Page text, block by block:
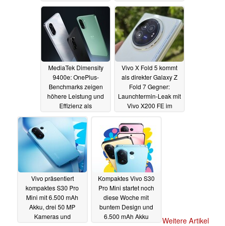
04.06.2025 03.06.2025
MediaTek Dimensity
9400e: OnePlus-
Benchmarks zeigen
höhere Leistung und
Effizienz als
01.06.2025
Vivo X Fold 5 kommt
als direkter Galaxy Z
Fold 7 Gegner:
Launchtermin-Leak mit
Vivo X200 FE im
Vivo präsentiert
kompaktes S30 Pro
Mini mit 6.500 mAh
Akku, drei 50 MP
Kameras und
Kompaktes Vivo S30
Pro Mini startet noch
diese Woche mit
buntem Design und
6.500 mAh Akku
Weitere Artikel